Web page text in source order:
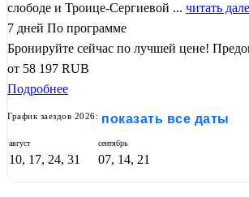
слободе и Троице-Сергиевой ... читать
7 дней По программе
Бронируйте сейчас по лучшей цене!
от 58 197 RUB
Подробнее
График заездов 2026: показать все даты
август
10, 17, 24, 31
сентябрь
07, 14, 21